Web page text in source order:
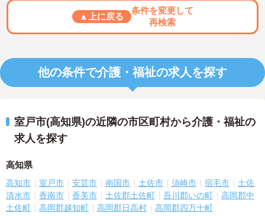
▲上に戻る
条件を変更して
再検索
他の条件で介護・福祉の求人を探す
室戸市(高知県)の近隣の市区町村から介護・福祉の
求人を探す
高知県
高知市 室戸市 安芸市 南国市 土佐市 須崎市 宿毛市
土佐
清水市
香南市 香美市 土佐郡土佐町 吾川郡いの町
高岡郡中
土佐町
高岡郡越知町 高岡郡日高村 高岡郡四万十町